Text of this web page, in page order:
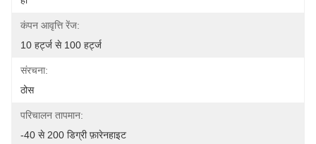
कंपन आवृत्ति रेंज:
10 हर्ट्ज से 100 हर्ट्ज
संरचना:
ठोस
परिचालन तापमान:
-40 से 200 डिग्री फ़ारेनहाइट